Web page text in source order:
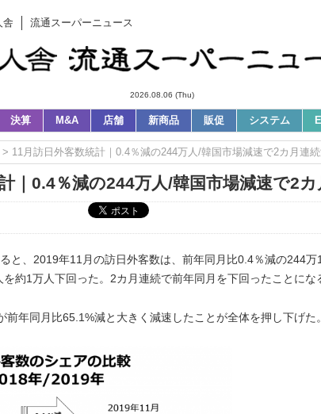
舎 流通スーパーニュース
2026.08.06 (Thu)
決算 M&A 店舗 新商品 販促 システム
> 11月訪日外客数統計｜0.4％減の244万人/韓国市場減速で2カ月連
｜0.4％減の244万人/韓国市場減速で2
と、 2019年11 月の訪日外客数は、前年同月比0.4％減の244万
を約1万人下回った。 2カ 月連続で前年同月を下回ったことにな
前年同月比65.1%減と大きく減速したことが全体を押し下げた。